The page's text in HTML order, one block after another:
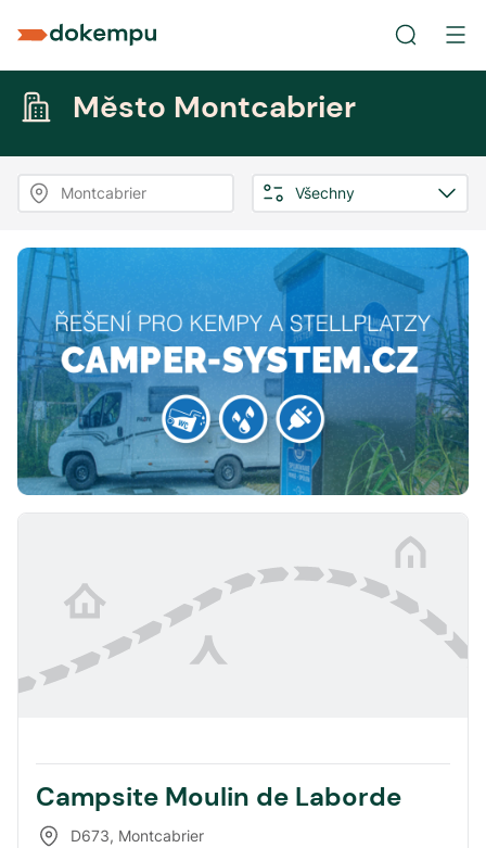
Město Montcabrier
Montcabrier Všechny
Campsite Moulin de Laborde
D673, Montcabrier